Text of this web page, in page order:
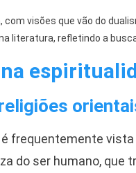
com visões que vão do
literatura, refletindo a
é frequentemente
do ser humano,